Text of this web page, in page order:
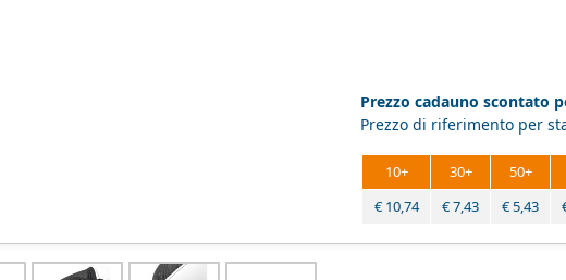
Prezzo cadauno scontato
Prezzo di riferimento per
10+ 30+ 50+
€ 10,74 €7,43 €5,43